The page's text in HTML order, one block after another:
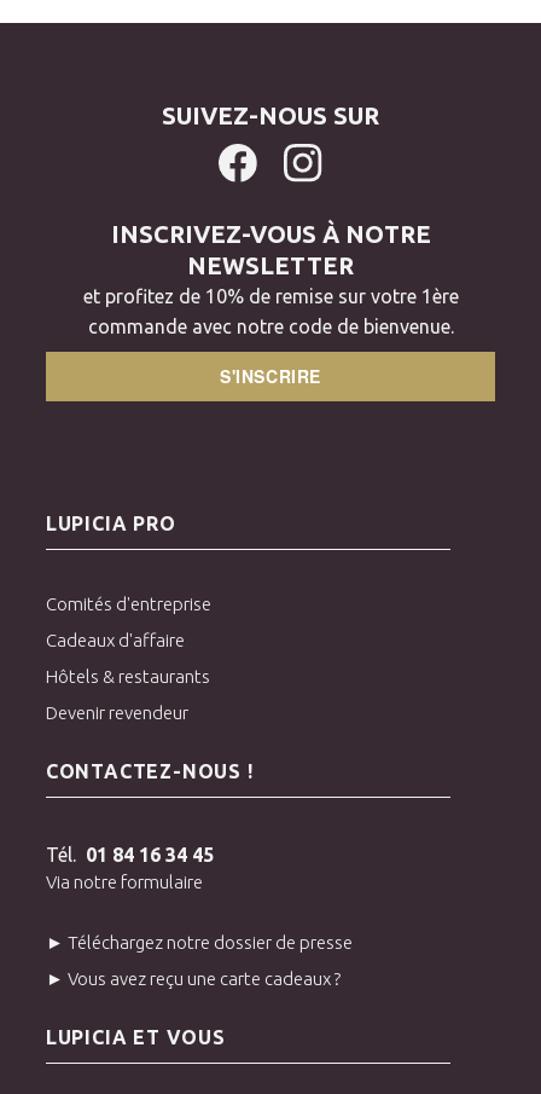
SUIVEZ-NOUS SUR
INSCRIVEZ-VOUS À NOTRE
NEWSLETTER
et profitez de 10% de remise sur votre 1ère
commande avec notre code de bienvenue.
S'INSCRIRE
LUPICIA PRO
Comités d'entreprise
Cadeaux d'affaire
Hôtels & restaurants
Devenir revendeur
CONTACTEZ-NOUS !
Tél. 01 84 16 34 45
Via notre formulaire
► Téléchargez notre dossier de presse
► Vous avez reçu une carte cadeaux ?
LUPICIA ET VOUS